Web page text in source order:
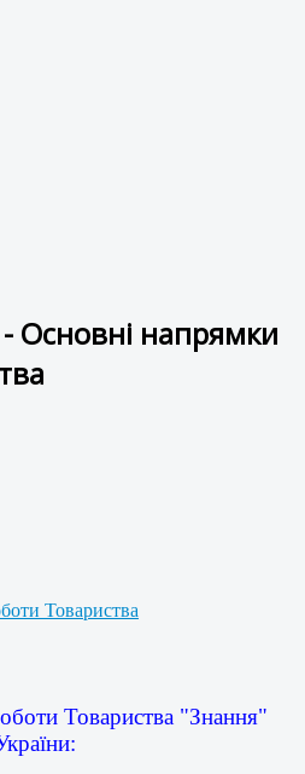
Основні напрямки
Товариства
Товариства "Знання"